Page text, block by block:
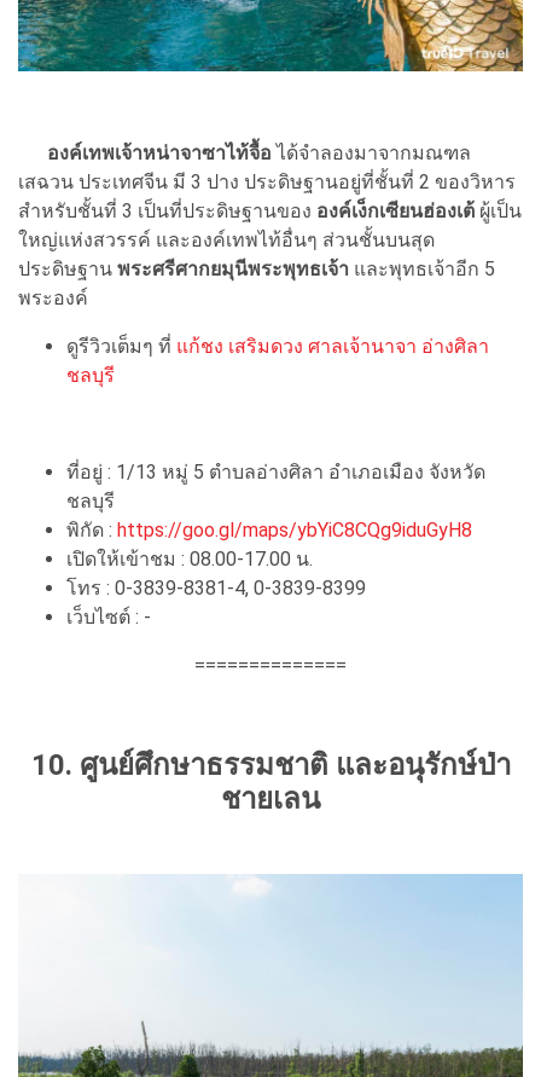
องค์เทพเจ้าหน่าจาซาไท้จื้อ ได้จำลองมาจากมณฑล
เสฉวน ประเทศจีน มี 3 ปาง ประดิษฐานอยู่ที่ชั้นที่ 2 ของวิหาร
สำหรับชั้นที่ 3 เป็นที่ประดิษฐานของ องค์เง็กเซียนฮ่องเต้ ผู้เป็น
ใหญ่แห่งสวรรค์ และองค์เทพไท้อื่นๆ ส่วนชั้นบนสุด
ประดิษฐาน พระศรีศากยมุนีพระพุทธเจ้า และพุทธเจ้าอีก 5
พระองค์
ดูรีวิวเต็มๆ ที่ แก้ชง เสริมดวง ศาลเจ้านาจา อ่างศิลา
ชลบุรี
ที่อยู่ : 1/13 หมู่ 5 ตำบลอ่างศิลา อำเภอเมือง จังหวัด
ชลบุรี
พิกัด : https://goo.gl/maps/ybYiC8CQg9iduGyH8
เปิดให้เข้าชม : 08.00-17.00 น.
โทร : 0-3839-8381-4, 0-3839-8399
เว็บไซต์ : -
==============
10. ศูนย์ศึกษาธรรมชาติ และอนุรักษ์ป่า
ชายเลน